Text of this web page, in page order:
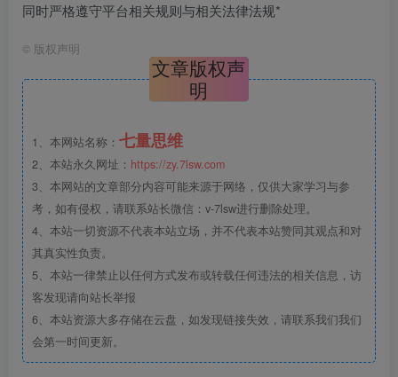
同时严格遵守平台相关规则与相关法律法规*
© 版权声明
文章版权声
明
1、本网站名称： 七量思维
2、本站永久网址： https://zy.7lsw.com
3、本网站的文章部分内容可能来源于网络，仅供大家学习与参
考，如有侵权，请联系站长微信：v-7lsw进行删除处理。
4、本站一切资源不代表本站立场，并不代表本站赞同其观点和对
其真实性负责。
5、本站一律禁止以任何方式发布或转载任何违法的相关信息，访
客发现请向站长举报
6、本站资源大多存储在云盘，如发现链接失效，请联系我们我们
会第一时间更新。